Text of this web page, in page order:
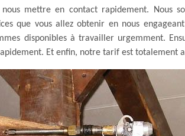
mettre en contact rapidement. Nous
que vous allez obtenir en nous
disponibles à travailler urgemment.
Et enfin, notre tarif est totalement